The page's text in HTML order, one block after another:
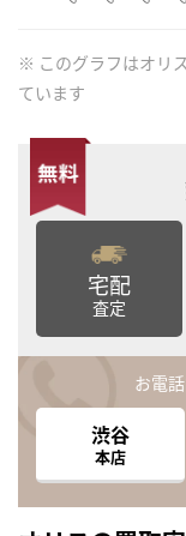
※ このグラフはオリ
ています
宅配
査定
お電
渋谷
本店